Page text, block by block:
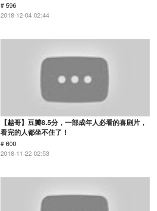
# 596
2018-12-04 02:44
【越哥】豆瓣8.5分，一部成年人必看的喜剧片，
看完的人都坐不住了！
# 600
2018-11-22 02:53